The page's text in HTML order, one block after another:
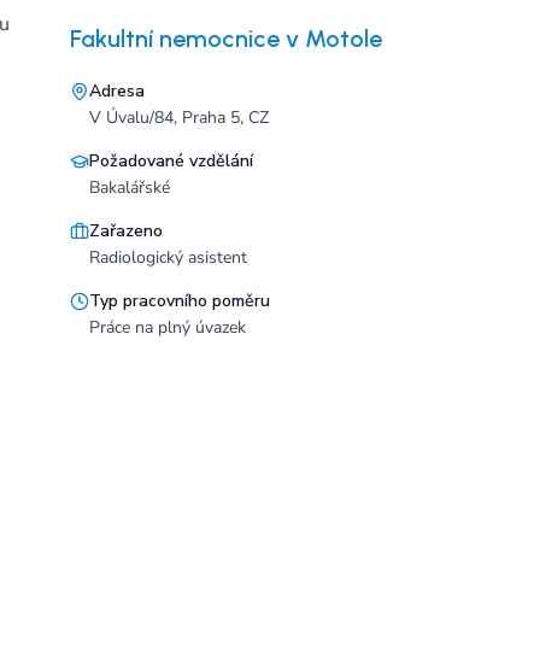
Fakultní nemocnice v Motole
Adresa
V Úvalu/84, Praha 5, CZ
Požadované vzdělání
Bakalářské
Zařazeno
Radiologický asistent
Typ pracovního poměru
Práce na plný úvazek